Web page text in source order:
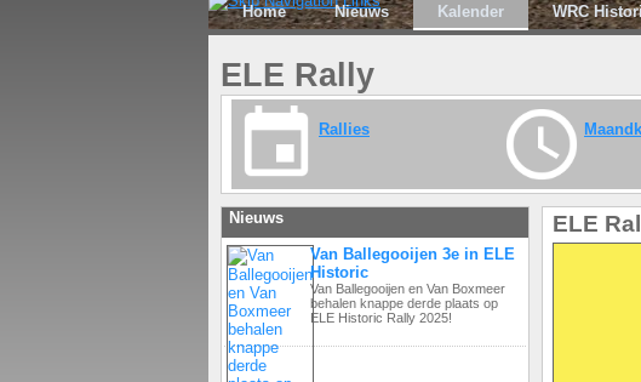
Home Nieuws Kalender WRC
ELE Rally
Rallies
Nieuws
Van Ballegooijen 3e in ELE
Historic
Van Ballegooijen en Van Boxmeer
behalen knappe derde plaats op
ELE Historic Rally 2025!
ELE